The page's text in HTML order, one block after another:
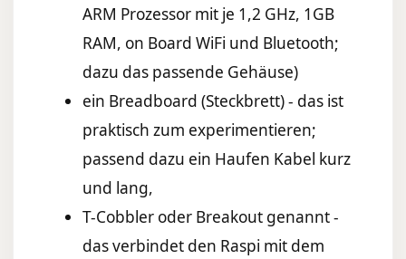
ARM Prozessor mit je 1,2 GHz, 1GB
RAM, on Board WiFi und Bluetooth;
dazu das passende Gehäuse)
ein Breadboard (Steckbrett) - das ist
praktisch zum experimentieren;
passend dazu ein Haufen Kabel kurz
und lang,
T-Cobbler oder Breakout genannt -
das verbindet den Raspi mit dem